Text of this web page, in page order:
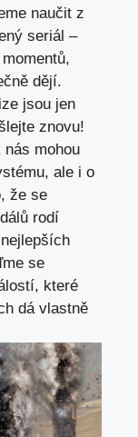
naučit z
seriál –
dějí.
jsou jen
znovu!
mohou
ale i o
že se
rodí
se
které
dá vlastně